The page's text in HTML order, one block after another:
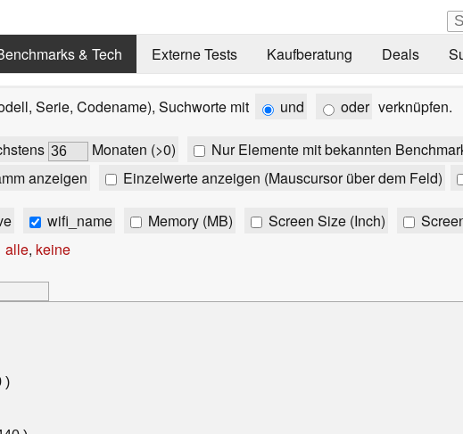
& Tech Externe Tests Kaufberatung Deals
Serie, Codename), Suchworte mit und oder verknüpfen.
Monaten (>0)
Nur Elemente mit bekannten
anzeigen Einzelwerte anzeigen (Mauscursor über dem Feld)
wifi_name Memory (MB) Screen Size (Inch)
alle, keine